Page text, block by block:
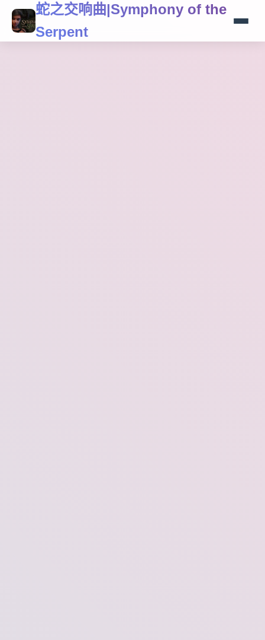
蛇之交响曲|Symphony of the
Serpent